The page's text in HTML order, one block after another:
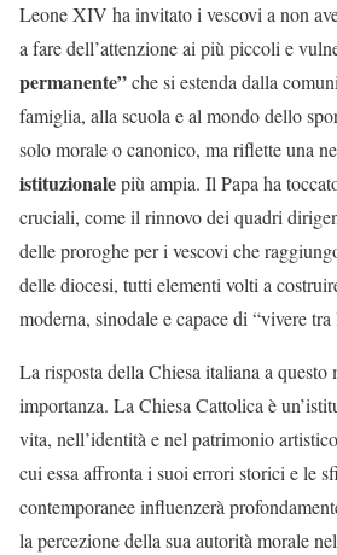
Leone XIV ha invitato i vescovi a non
a fare dell’attenzione ai più piccoli e
permanente”che si estenda dalla
famiglia, alla scuola e al mondo dello
solo morale o canonico, ma riflette una
istituzionalepiù ampia. Il Papa ha
cruciali, come il rinnovo dei quadri
delle proroghe per i vescovi che
delle diocesi, tutti elementi volti a
moderna, sinodale e capace di “vivere tra
La risposta della Chiesa italiana a
importanza. La Chiesa Cattolica è
vita, nell’identità e nel patrimonio
cui essa affronta i suoi errori storici e le
contemporanee influenzerà
la percezione della sua autorità morale